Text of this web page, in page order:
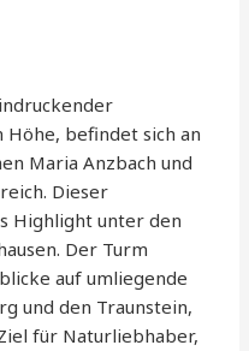
befindet sich an
Maria Anzbach und
Dieser
Highlight unter den
Der Turm
auf umliegende
und den Traunstein,
für Naturliebhaber,